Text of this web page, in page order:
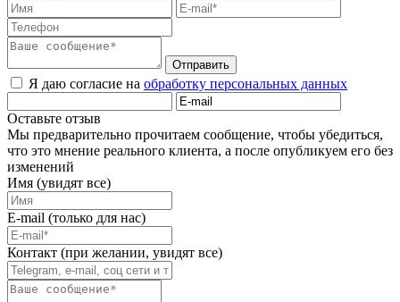
Отправить
Я даю согласие на обработку персональных данных
Оставьте отзыв
Мы предварительно прочитаем сообщение, чтобы убедиться,
что это мнение реального клиента, а после опубликуем его без
изменений
Имя (увидят все)
E-mail (только для нас)
Контакт (при желании, увидят все)